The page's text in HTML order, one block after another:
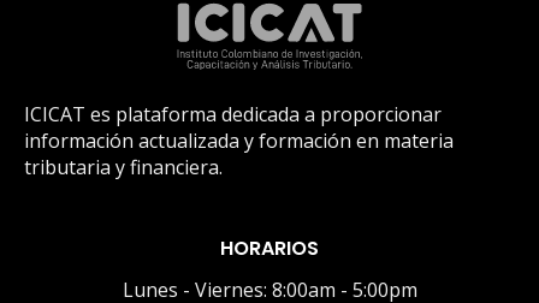
ICICAT es plataforma dedicada a proporcionar
información actualizada y formación en materia
tributaria y financiera.
HORARIOS
Lunes - Viernes: 8:00am - 5:00pm